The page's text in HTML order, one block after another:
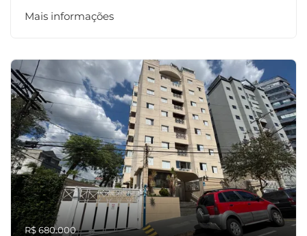
Mais informações
R$ 680.000